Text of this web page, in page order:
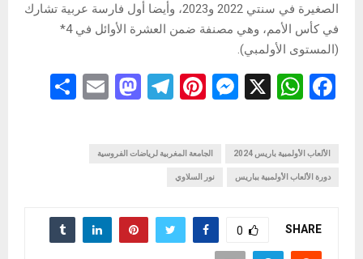
الصغيرة في سنتي 2022 و2023، وأيضا أول فارسة عربية تشارك
في كأس الأمم، وهي مصنفة ضمن العشرة الأوائل في 4*
(المستوى الأولمبي).
F
b
o
o
k
W
s
A
X
M
n
g
er
Pi
es
t
T
gr
m
M
o
o
n
E
الألعاب الأولمبية باريس 2024 الجامعة المغربية لرياضات الفروسية
دورة الألعاب الأولمبية بباريس نور السلاوي
SHARE
0